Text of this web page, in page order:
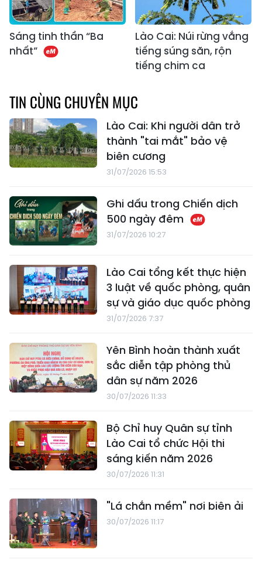
Sáng tinh thần “Ba
nhất”
Lào Cai: Núi rừng vắng
tiếng súng săn, rộn
tiếng chim ca
TIN CÙNG CHUYÊN MỤC
Lào Cai: Khi người dân trở
thành "tai mắt" bảo vệ
biên cương
31/07/2026 15:53
Ghi dấu trong Chiến dịch
500 ngày đêm
31/07/2026 10:27
Lào Cai tổng kết thực hiện
3 luật về quốc phòng, quân
sự và giáo dục quốc phòng
31/07/2026 7:37
Yên Bình hoàn thành xuất
sắc diễn tập phòng thủ
dân sự năm 2026
30/07/2026 11:33
Bộ Chỉ huy Quân sự tỉnh
Lào Cai tổ chức Hội thi
sáng kiến năm 2026
30/07/2026 11:31
"Lá chắn mềm" nơi biên ải
30/07/2026 11:17